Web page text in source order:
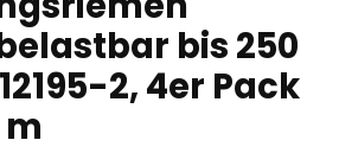
bis 250
2, 4er Pack
m